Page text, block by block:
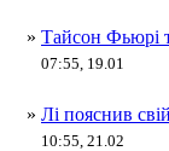
» Тайсон Фьюрі
07:55, 19.01
» Лі пояснив
10:55, 21.02